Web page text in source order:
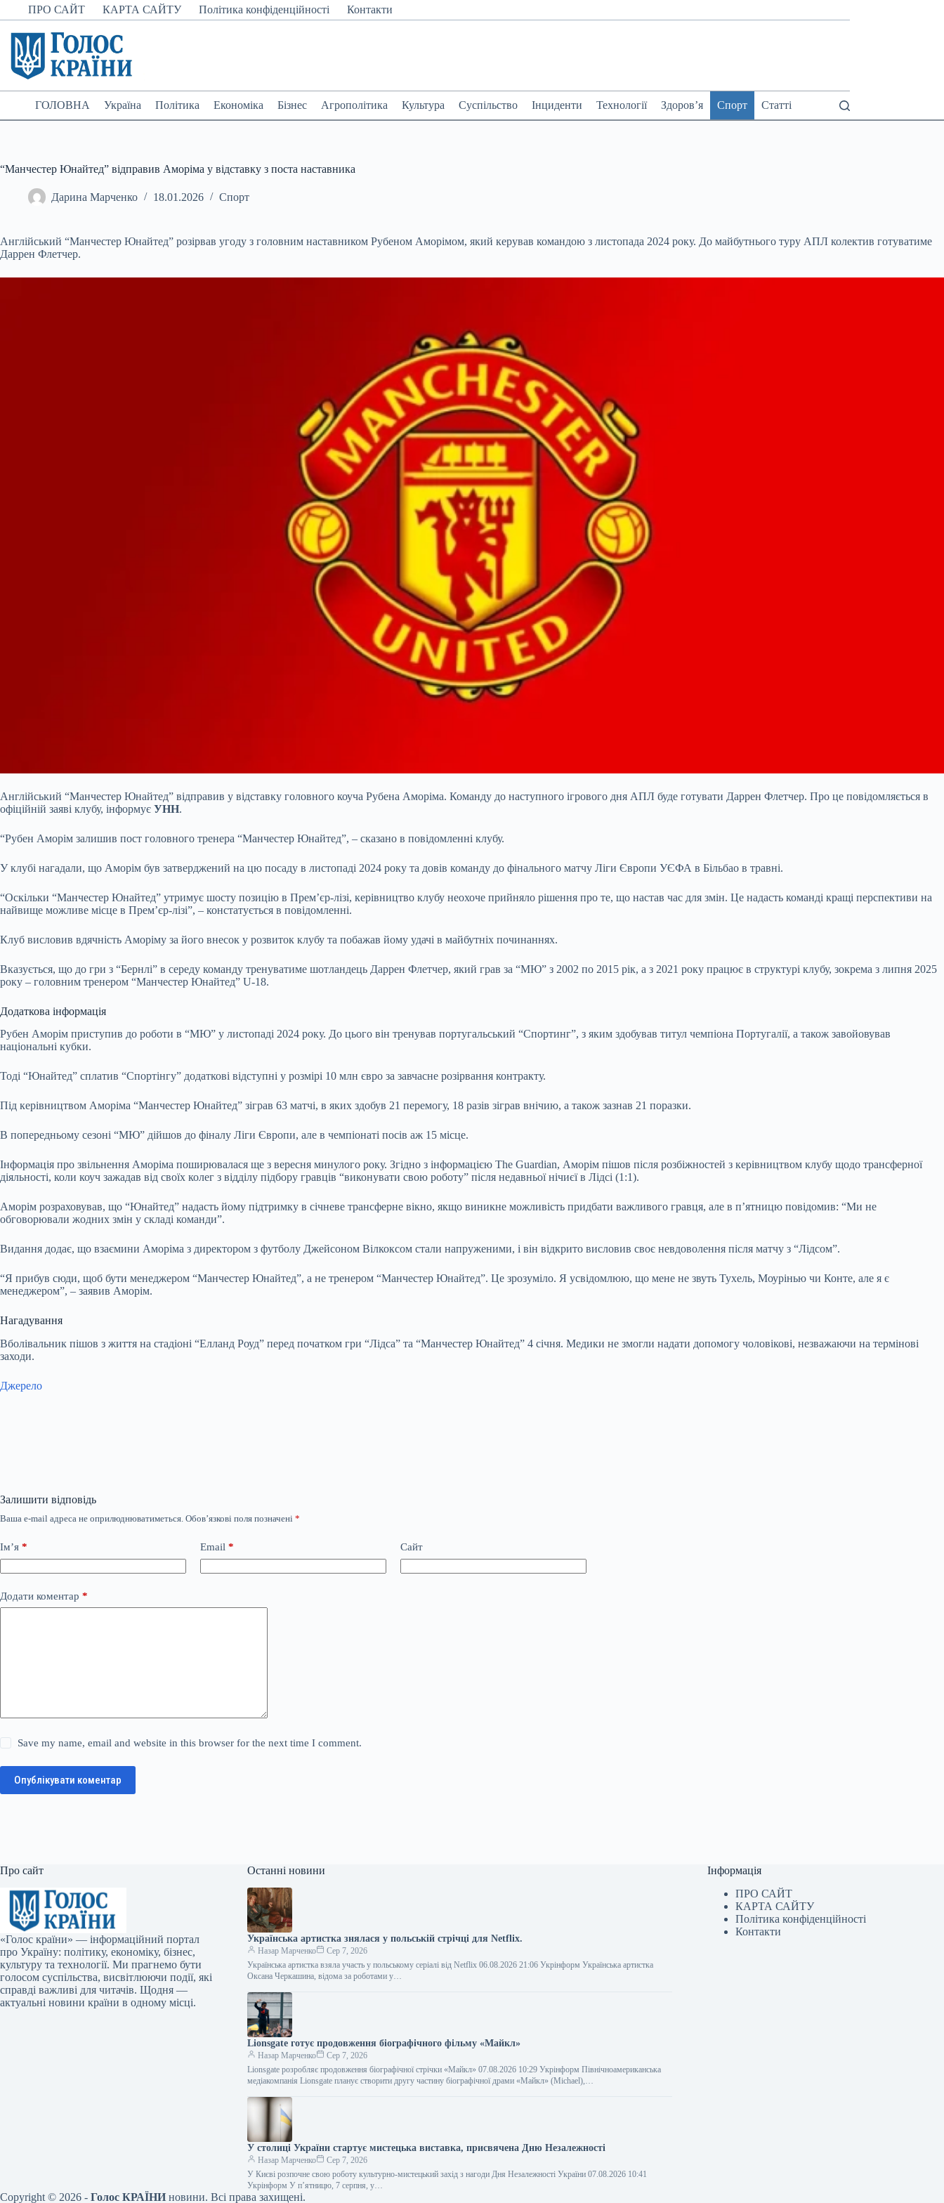
Перейти
до
вмісту
ПРО САЙТ КАРТА САЙТУ Політика конфіденційності Контакти
ГОЛОВНА Україна Політика Економіка Бізнес Агрополітика Культура Суспільство Інциденти Технології Здоров’я Спорт Статті
“Манчестер Юнайтед” відправив Аморіма у відставку з поста наставника
Дарина Марченко 18.01.2026 Спорт
Англійський “Манчестер Юнайтед” розірвав угоду з головним наставником Рубеном Аморімом, який керував командою з листопада 2024 року. До майбутнього туру АПЛ колектив готуватиме
Даррен Флетчер.
Англійський “Манчестер Юнайтед” відправив у відставку головного коуча Рубена Аморіма. Команду до наступного ігрового дня АПЛ буде готувати Даррен Флетчер. Про це повідомляється в
офіційній заяві клубу, інформує УНН.
“Рубен Аморім залишив пост головного тренера “Манчестер Юнайтед”, – сказано в повідомленні клубу.
У клубі нагадали, що Аморім був затверджений на цю посаду в листопаді 2024 року та довів команду до фінального матчу Ліги Європи УЄФА в Більбао в травні.
“Оскільки “Манчестер Юнайтед” утримує шосту позицію в Прем’єр-лізі, керівництво клубу неохоче прийняло рішення про те, що настав час для змін. Це надасть команді кращі перспективи на
найвище можливе місце в Прем’єр-лізі”, – констатується в повідомленні.
Клуб висловив вдячність Аморіму за його внесок у розвиток клубу та побажав йому удачі в майбутніх починаннях.
Вказується, що до гри з “Бернлі” в середу команду тренуватиме шотландець Даррен Флетчер, який грав за “МЮ” з 2002 по 2015 рік, а з 2021 року працює в структурі клубу, зокрема з липня 2025
року – головним тренером “Манчестер Юнайтед” U-18.
Додаткова інформація
Рубен Аморім приступив до роботи в “МЮ” у листопаді 2024 року. До цього він тренував португальський “Спортинг”, з яким здобував титул чемпіона Португалії, а також завойовував
національні кубки.
Тоді “Юнайтед” сплатив “Спортінгу” додаткові відступні у розмірі 10 млн євро за завчасне розірвання контракту.
Під керівництвом Аморіма “Манчестер Юнайтед” зіграв 63 матчі, в яких здобув 21 перемогу, 18 разів зіграв внічию, а також зазнав 21 поразки.
В попередньому сезоні “МЮ” дійшов до фіналу Ліги Європи, але в чемпіонаті посів аж 15 місце.
Інформація про звільнення Аморіма поширювалася ще з вересня минулого року. Згідно з інформацією The Guardian, Аморім пішов після розбіжностей з керівництвом клубу щодо трансферної
діяльності, коли коуч зажадав від своїх колег з відділу підбору гравців “виконувати свою роботу” після недавньої нічиєї в Лідсі (1:1).
Аморім розраховував, що “Юнайтед” надасть йому підтримку в січневе трансферне вікно, якщо виникне можливість придбати важливого гравця, але в п’ятницю повідомив: “Ми не
обговорювали жодних змін у складі команди”.
Видання додає, що взаємини Аморіма з директором з футболу Джейсоном Вілкоксом стали напруженими, і він відкрито висловив своє невдоволення після матчу з “Лідсом”.
“Я прибув сюди, щоб бути менеджером “Манчестер Юнайтед”, а не тренером “Манчестер Юнайтед”. Це зрозуміло. Я усвідомлюю, що мене не звуть Тухель, Моурінью чи Конте, але я є
менеджером”, – заявив Аморім.
Нагадування
Вболівальник пішов з життя на стадіоні “Елланд Роуд” перед початком гри “Лідса” та “Манчестер Юнайтед” 4 січня. Медики не змогли надати допомогу чоловікові, незважаючи на термінові
заходи.
Джерело
Залишити відповідь
Ваша e-mail адреса не оприлюднюватиметься. Обов’язкові поля позначені *
Ім’я * Email * Сайт
Додати коментар *
Save my name, email and website in this browser for the next time I comment.
Опублікувати коментар
Про сайт
«Голос країни» — інформаційний портал
про Україну: політику, економіку, бізнес,
культуру та технології. Ми прагнемо бути
голосом суспільства, висвітлюючи події, які
справді важливі для читачів. Щодня —
актуальні новини країни в одному місці.
Останні новини
Українська артистка знялася у польській стрічці для Netflix.
Назар Марченко
Сер 7, 2026
Українська артистка взяла участь у польському серіалі від Netflix 06.08.2026 21:06 Укрінформ Українська артистка
Оксана Черкашина, відома за роботами у…
Lionsgate готує продовження біографічного фільму «Майкл»
Назар Марченко
Сер 7, 2026
Lionsgate розробляє продовження біографічної стрічки «Майкл» 07.08.2026 10:29 Укрінформ Північноамериканська
медіакомпанія Lionsgate планує створити другу частину біографічної драми «Майкл» (Michael),…
У столиці України стартує мистецька виставка, присвячена Дню Незалежності
Назар Марченко
Сер 7, 2026
У Києві розпочне свою роботу культурно-мистецький захід з нагоди Дня Незалежності України 07.08.2026 10:41
Укрінформ У п’ятницю, 7 серпня, у…
Інформація
ПРО САЙТ
КАРТА САЙТУ
Політика конфіденційності
Контакти
Copyright © 2026 - Голос КРАЇНИ новини. Всі права захищені.